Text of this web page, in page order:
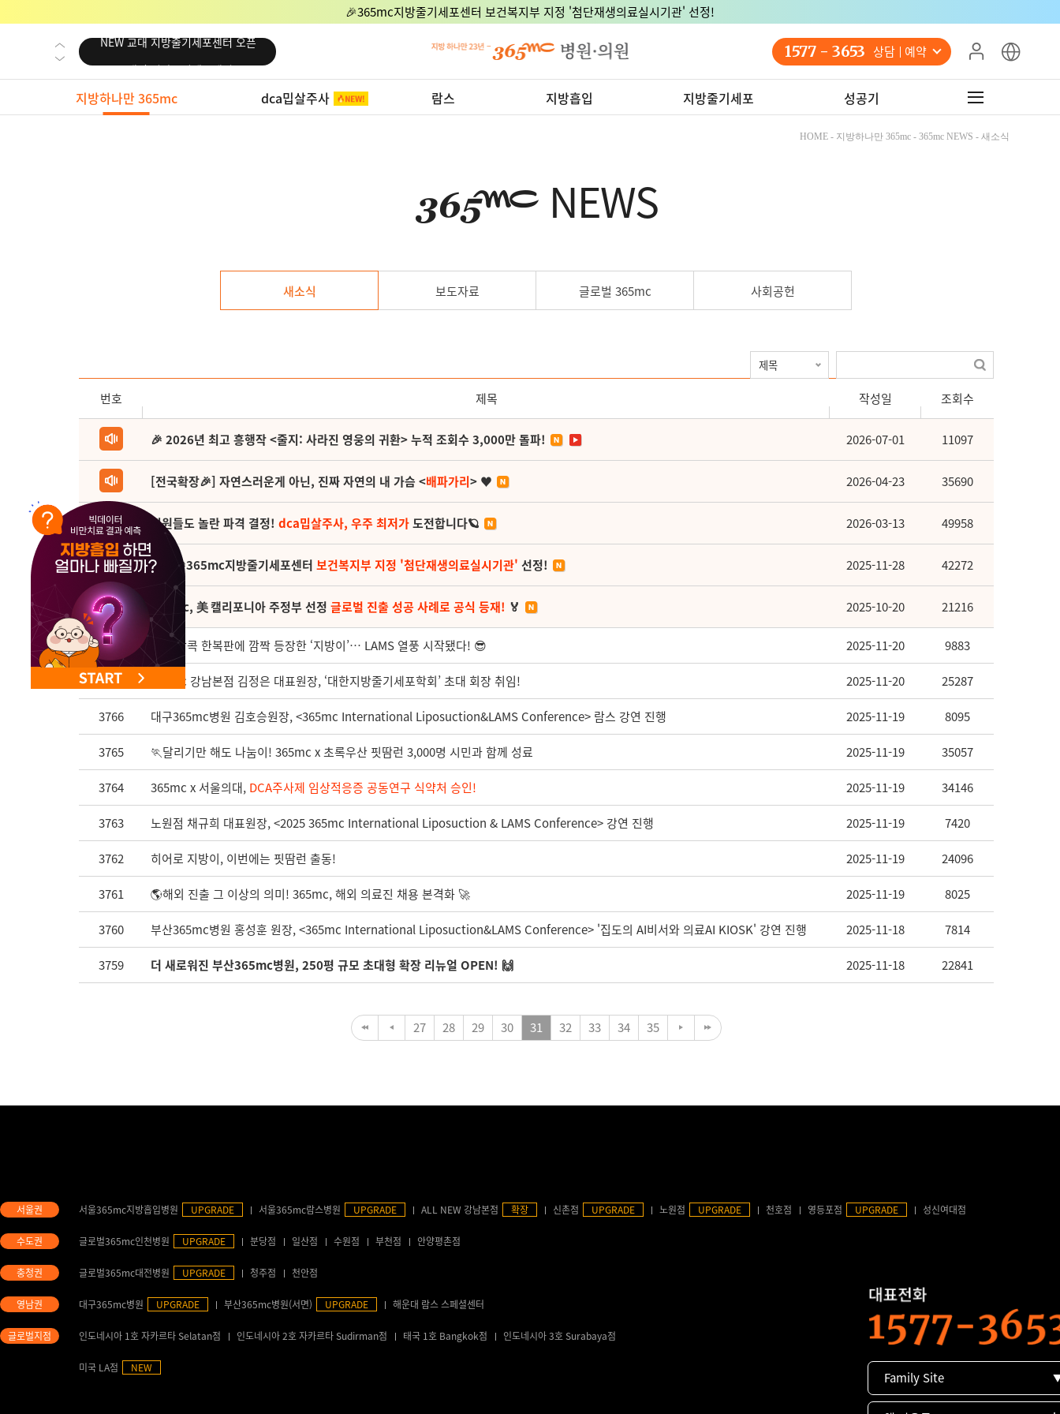
🎉365mc지방줄기세포센터 보건복지부 지정 '첨단재생의료실시기관' 선정!
NEW 교대 지방줄기세포센터 오픈
NEW 대전 지방줄기세포센터 오픈
NEW 노원 지방줄기세포센터 오픈
NEW 미국 LA점 오픈
NEW 미국 LA점 오픈
1577 - 3653 상담 예약
지방하나만 365mc dca밉살주사 람스 지방흡입 지방줄기세포 성공기
HOME - 지방하나만 365mc - 365mc NEWS - 새소식
NEWS
새소식 보도자료 글로벌 365mc 사회공헌
번호 제목 작성일 조회수
🎉 2026년 최고 흥행작 <줄지: 사라진 영웅의 귀환> 누적 조회수 3,000만 돌파! 2026-07-01 11097
[전국확장🎉] 자연스러운게 아닌, 진짜 자연의 내 가슴 <배파가리> ♥ 2026-04-23 35690
직원들도 놀란 파격 결정! dca밉살주사, 우주 최저가도전합니다🪐 2026-03-13 49958
(축) 🎉365mc지방줄기세포센터 보건복지부 지정 '첨단재생의료실시기관' 선정! 2025-11-28 42272
365mc, 美 캘리포니아 주정부 선정 글로벌 진출 성공 사례로 공식 등재! 🏅 2025-10-20 21216
3768 태국 방콕 한복판에 깜짝 등장한 ‘지방이’… LAMS 열풍 시작됐다! 😎 2025-11-20 9883
3767 365mc 강남본점 김정은 대표원장, ‘대한지방줄기세포학회’ 초대 회장 취임! 2025-11-20 25287
3766 대구365mc병원 김호승원장, <365mc International Liposuction&LAMS Conference> 람스 강연 진행 2025-11-19 8095
3765 🏃달리기만 해도 나눔이! 365mc x 초록우산 핏땀런 3,000명 시민과 함께 성료 2025-11-19 35057
3764 365mc x 서울의대, DCA주사제 임상적응증 공동연구 식약처 승인! 2025-11-19 34146
3763 노원점 채규희 대표원장, <2025 365mc International Liposuction & LAMS Conference> 강연 진행 2025-11-19 7420
3762 히어로 지방이, 이번에는 핏땀런 출동! 2025-11-19 24096
3761 🌎해외 진출 그 이상의 의미! 365mc, 해외 의료진 채용 본격화 🚀 2025-11-19 8025
3760 부산365mc병원 홍성훈 원장, <365mc International Liposuction&LAMS Conference> '집도의 AI비서와 의료AI KIOSK' 강연 진행 2025-11-18 7814
3759 더 새로워진 부산365mc병원, 250평 규모 초대형 확장 리뉴얼 OPEN! 🙌 2025-11-18 22841
27 28 29 30 31 32 33 34 35
서울365mc지방흡입병원 UPGRADE 서울365mc람스병원 UPGRADE ALL NEW 강남본점 확장 신촌점 UPGRADE 노원점 UPGRADE 천호점 영등포점 UPGRADE 성신여대점
글로벌365mc인천병원 UPGRADE 분당점 일산점 수원점 부천점 안양평촌점
글로벌365mc대전병원 UPGRADE 청주점 천안점
대구365mc병원 UPGRADE 부산365mc병원(서면) UPGRADE 해운대 람스 스페셜센터
인도네시아 1호 자카르타 Selatan점 인도네시아 2호 자카르타 Sudirman점 태국 1호 Bangkok점 인도네시아 3호 Surabaya점
미국 LA점 NEW
Family Site